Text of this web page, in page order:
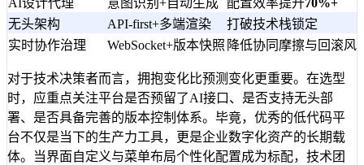
AI设计代理
意图识别+自动生成 配置效率提升70%+
无头架构
API-first+多端渲染
打破技术栈锁定
实时协作治理
WebSocket+版本快照 降低协同摩擦与回滚风
对于技术决策者而言，拥抱变化比预测变化更重要。在选型
时，应重点关注平台是否预留了AI接口、是否支持无头部
署、是否具备完善的版本控制体系。毕竟，优秀的低代码平
台不仅是当下的生产力工具，更是企业数字化资产的长期载
体。当界面自定义与菜单布局个性化配置成为标配，技术团